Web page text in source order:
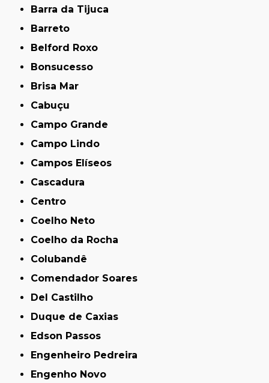
Barra da Tijuca
Barreto
Belford Roxo
Bonsucesso
Brisa Mar
Cabuçu
Campo Grande
Campo Lindo
Campos Elíseos
Cascadura
Centro
Coelho Neto
Coelho da Rocha
Colubandê
Comendador Soares
Del Castilho
Duque de Caxias
Edson Passos
Engenheiro Pedreira
Engenho Novo